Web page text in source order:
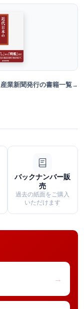
産業新聞発行の書籍一覧
バックナンバー販
売
過去の紙面をご購入
いただけます
→